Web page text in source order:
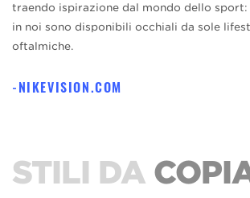
traendo ispirazione dal mondo dello sport:
in noi sono disponibili occhiali da sole
oftalmiche.
NIKEVISION.COM
STILI DA